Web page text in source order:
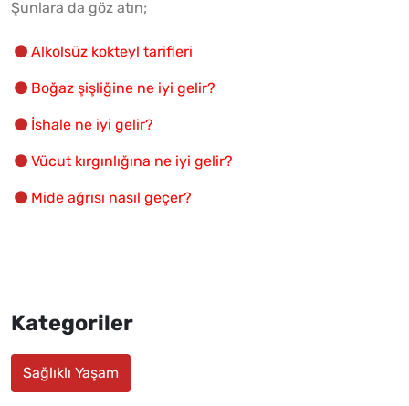
Şunlara da göz atın;
Alkolsüz kokteyl tarifleri
Boğaz şişliğine ne iyi gelir?
İshale ne iyi gelir?
Vücut kırgınlığına ne iyi gelir?
Mide ağrısı nasıl geçer?
Kategoriler
Sağlıklı Yaşam